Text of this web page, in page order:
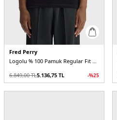
Fred Perry
Logolu % 100 Pamuk Regular Fit Düğmeli Erkek Polo
6.849,00TL5.136,75 TL -%25